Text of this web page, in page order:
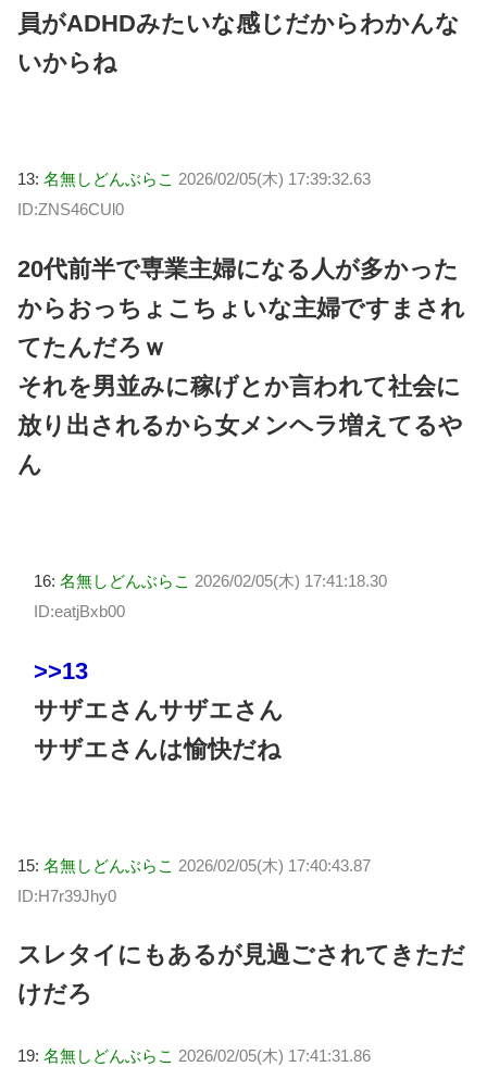
員がADHDみたいな感じだからわかんな
いからね
13: 名無しどんぶらこ 2026/02/05(木) 17:39:32.63
ID:ZNS46CUl0
20代前半で専業主婦になる人が多かった
からおっちょこちょいな主婦ですまされ
てたんだろｗ
それを男並みに稼げとか言われて社会に
放り出されるから女メンヘラ増えてるや
ん
16: 名無しどんぶらこ 2026/02/05(木) 17:41:18.30
ID:eatjBxb00
>>13
サザエさんサザエさん
サザエさんは愉快だね
15: 名無しどんぶらこ 2026/02/05(木) 17:40:43.87
ID:H7r39Jhy0
スレタイにもあるが見過ごされてきただ
けだろ
19: 名無しどんぶらこ 2026/02/05(木) 17:41:31.86